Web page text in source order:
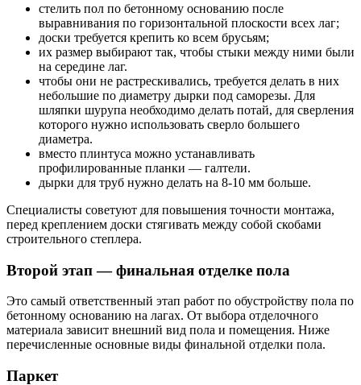
стелить пол по бетонному основанию после
выравнивания по горизонтальной плоскости всех лаг;
доски требуется крепить ко всем брусьям;
их размер выбирают так, чтобы стыки между ними были
на середине лаг.
чтобы они не растрескивались, требуется делать в них
небольшие по диаметру дырки под саморезы. Для
шляпки шурупа необходимо делать потай, для сверления
которого нужно использовать сверло большего
диаметра.
вместо плинтуса можно устанавливать
профилированные планки — галтели.
дырки для труб нужно делать на 8-10 мм больше.
Специалисты советуют для повышения точности монтажа,
перед креплением доски стягивать между собой скобами
строительного степлера.
Второй этап — финальная отделке пола
Это самый ответственный этап работ по обустройству пола по
бетонному основанию на лагах. От выбора отделочного
материала зависит внешний вид пола и помещения. Ниже
перечисленные основные виды финальной отделки пола.
Паркет